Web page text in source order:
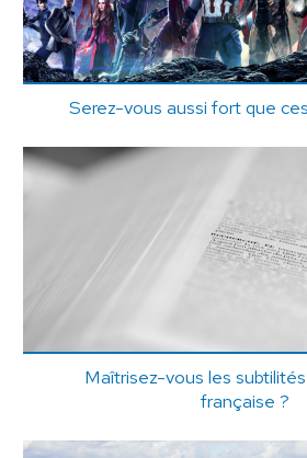
Serez-vous aussi fort que
Maîtrisez-vous les
française ?